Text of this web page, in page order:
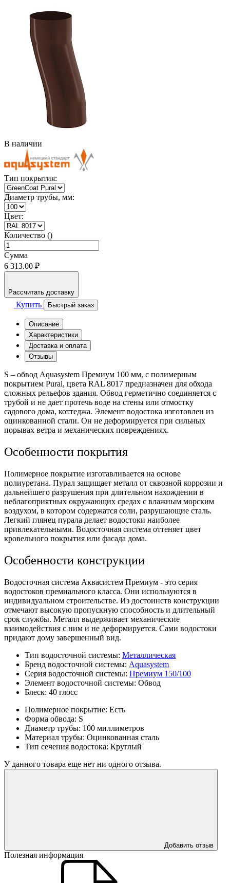
В наличии
Тип покрытия:
Диаметр трубы, мм:
Цвет:
Количество ()
Сумма
6 313.00 ₽
Рассчитать доставку
Купить Быстрый заказ
Описание
Характеристики
Доставка и оплата
Отзывы
S – обвод Aquasystem Премиум 100 мм, с полимерным
покрытием Pural, цвета RAL 8017 предназначен для обхода
сложных рельефов здания. Обвод герметично соединяется с
трубой и не дает протечь воде на стены или отмостку
садового дома, коттеджа. Элемент водостока изготовлен из
оцинкованной стали. Он не деформируется при сильных
порывах ветра и механических повреждениях.
Особенности покрытия
Полимерное покрытие изготавливается на основе
полиуретана. Пурал защищает металл от сквозной коррозии и
дальнейшего разрушения при длительном нахождении в
неблагоприятных окружающих средах с влажным морским
воздухом, в котором содержатся соли, разрушающие сталь.
Легкий глянец пурала делает водостоки наиболее
привлекательными. Водосточная система оттеняет цвет
кровельного покрытия или фасада дома.
Особенности конструкции
Водосточная система Аквасистем Премиум - это серия
водостоков премиального класса. Они используются в
индивидуальном строительстве. Из достоинств конструкции
отмечают высокую пропускную способность и длительный
срок службы. Металл выдерживает механические
взаимодействия с ним и не деформируется. Сами водостоки
придают дому завершенный вид.
Тип водосточной системы: Металлическая
Бренд водосточной системы: Aquasystem
Серия водосточной системы: Премиум 150/100
Элемент водосточной системы: Обвод
Блеск: 40 глосс
Полимерное покрытие: Есть
Форма обвода: S
Диаметр трубы: 100 миллиметров
Материал трубы: Оцинкованная сталь
Тип сечения водостока: Круглый
У данного товара еще нет ни одного отзыва.
Добавить отзыв
Полезная информация